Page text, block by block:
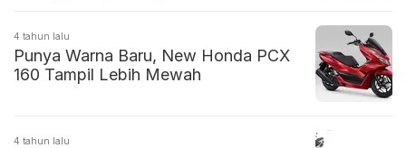
4 tahun lalu
Punya Warna Baru, New Honda PCX
160 Tampil Lebih Mewah
4 tahun lalu